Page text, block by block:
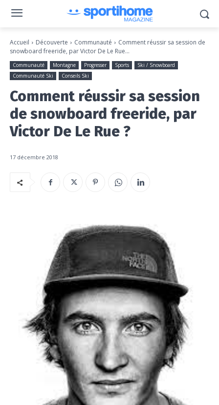
Accueil Découverte Communauté
Comment réussir sa session de
snowboard freeride, par Victor De Le Rue...
Communauté Montagne Progresser Sports
Ski / Snowboard
Communauté Ski
Conseils Ski
Comment réussir sa session
de snowboard freeride, par
Victor De Le Rue ?
17 décembre 2018